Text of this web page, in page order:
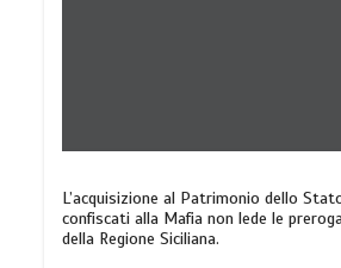
L’acquisizione al Patrimonio dello
confiscati alla Mafia non lede le
della Regione Siciliana.